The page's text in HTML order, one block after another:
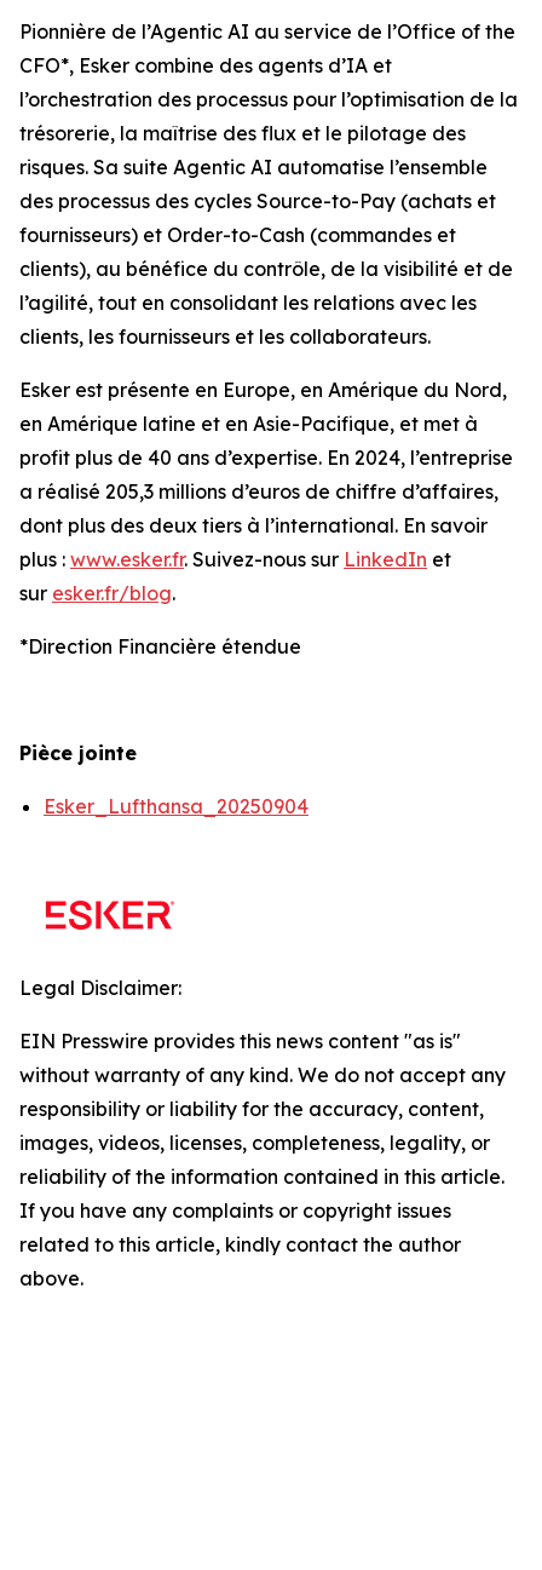
Pionnière de l’Agentic AI au service de l’Office of the
CFO*, Esker combine des agents d’IA et
l’orchestration des processus pour l’optimisation de la
trésorerie, la maîtrise des flux et le pilotage des
risques. Sa suite Agentic AI automatise l’ensemble
des processus des cycles Source-to-Pay (achats et
fournisseurs) et Order-to-Cash (commandes et
clients), au bénéfice du contrôle, de la visibilité et de
l’agilité, tout en consolidant les relations avec les
clients, les fournisseurs et les collaborateurs.
Esker est présente en Europe, en Amérique du Nord,
en Amérique latine et en Asie-Pacifique, et met à
profit plus de 40 ans d’expertise. En 2024, l’entreprise
a réalisé 205,3 millions d’euros de chiffre d’affaires,
dont plus des deux tiers à l’international. En savoir
plus : www.esker.fr. Suivez-nous sur LinkedIn et
sur esker.fr/blog.
*Direction Financière étendue
Pièce jointe
Esker_Lufthansa_20250904
Legal Disclaimer:
EIN Presswire provides this news content "as is"
without warranty of any kind. We do not accept any
responsibility or liability for the accuracy, content,
images, videos, licenses, completeness, legality, or
reliability of the information contained in this article.
If you have any complaints or copyright issues
related to this article, kindly contact the author
above.